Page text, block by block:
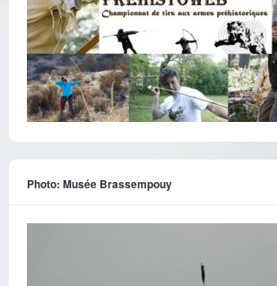
Photo: Musée Brassempouy